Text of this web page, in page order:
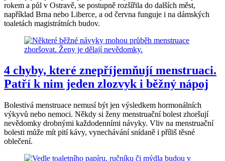
rokem a půl v Ostravě, se postupně rozšířila do dalších měst,
například Brna nebo Liberce, a od června funguje i na dámských
toaletách magistrátních budov.
4 chyby, které znepříjemňují menstruaci.
Patří k nim jeden zlozvyk i běžný nápoj
Bolestivá menstruace nemusí být jen výsledkem hormonálních
výkyvů nebo nemoci. Někdy si ženy menstruační bolest zhoršují
nevědomky drobnými každodenními návyky. Vliv na menstruační
bolesti může mít pití kávy, vynechávání snídaně i příliš těsné
oblečení.